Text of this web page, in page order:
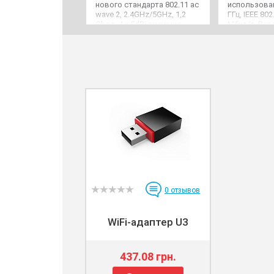
нового стандарта 802.11 ac
wave 2, 2.4GHz/5GHz, 1,2
Gbps, 4 х 5dBi внешние
ГГц, IEEE
Мбит/с,
0 отзывов
WiFi-адаптер U3
437.08 грн.